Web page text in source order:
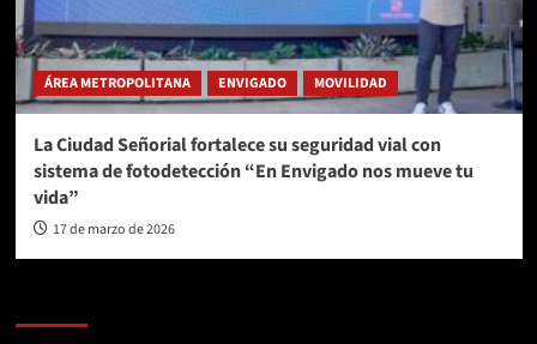
ÁREA METROPOLITANA ENVIGADO MOVILIDAD
La Ciudad Señorial fortalece su seguridad vial con
sistema de fotodetección “En Envigado nos mueve tu
vida”
17 de marzo de 2026